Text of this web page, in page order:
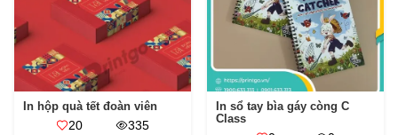
In hộp quà tết đoàn viên
20 335
In sổ tay bìa gáy còng C
Class